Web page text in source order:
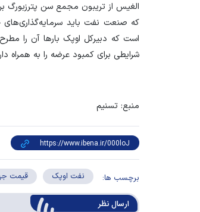
الغیس از تریبون مجمع سن پترزبورگ
که صنعت نفت باید سرمایه‌گذاری‌های
است که دبیرکل اوپک بار‌ها آن را
شرایطی برای کمبود عرضه را به همراه
منبع: تسنیم
برچسب ها: نفت اوپک قیمت
ارسال‌ نظر